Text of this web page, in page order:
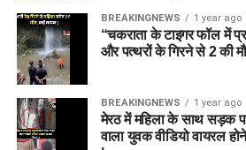
BREAKINGNEWS 1 year ago
“चकराता के टाइगर फॉल में
और पत्थरों के गिरने से 2 की
BREAKINGNEWS 1 year ago
मेरठ में महिला के साथ सड़क
वाला युवक वीडियो वायरल